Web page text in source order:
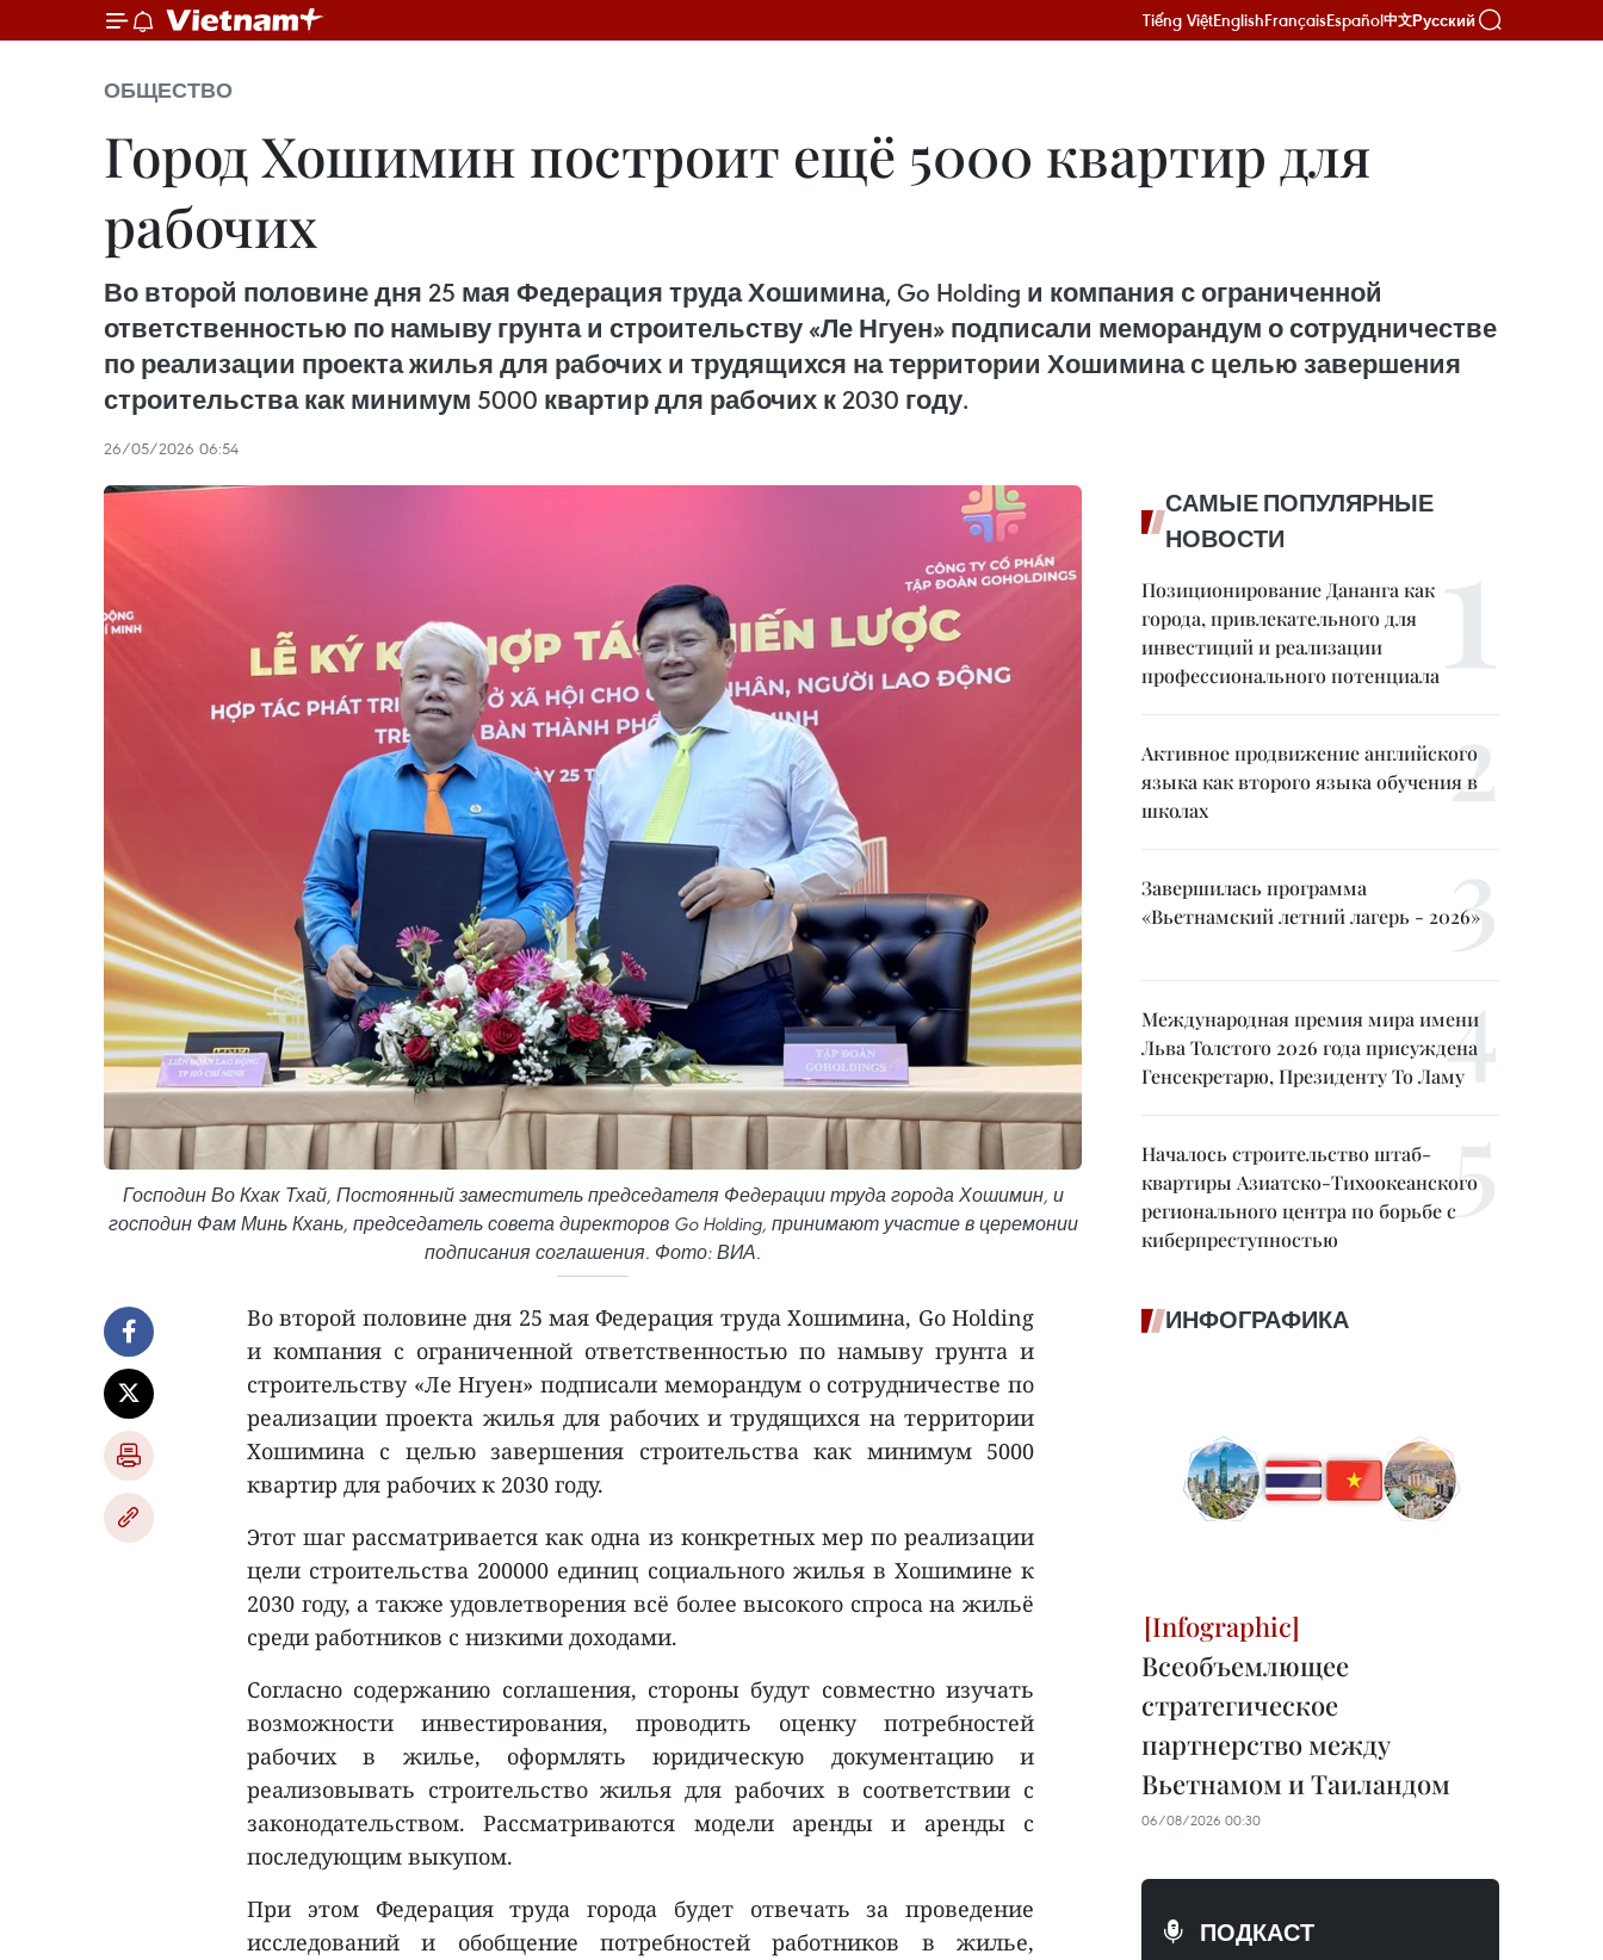
Tiếng ViệtEnglishFrançaisEspañol中文Русский
ОБЩЕСТВО
Город Хошимин построит ещё 5000 квартир для
рабочих
Во второй половине дня 25 мая Федерация труда Хошимина, Go Holding и компания с ограниченной
ответственностью по намыву грунта и строительству «Ле Нгуен» подписали меморандум о сотрудничестве
по реализации проекта жилья для рабочих и трудящихся на территории Хошимина с целью завершения
строительства как минимум 5000 квартир для рабочих к 2030 году.
26/05/2026 06:54
Господин Во Кхак Тхай, Постоянный заместитель председателя Федерации труда города Хошимин, и
господин Фам Минь Кхань, председатель совета директоров Go Holding, принимают участие в церемонии
подписания соглашения. Фото: ВИА.
Во второй половине дня 25 мая Федерация труда Хошимина, Go Holding
и компания с ограниченной ответственностью по намыву грунта и
строительству «Ле Нгуен» подписали меморандум о сотрудничестве по
реализации проекта жилья для рабочих и трудящихся на территории
Хошимина с целью завершения строительства как минимум 5000
квартир для рабочих к 2030 году.
Этот шаг рассматривается как одна из конкретных мер по реализации
цели строительства 200000 единиц социального жилья в Хошимине к
2030 году, а также удовлетворения всё более высокого спроса на жильё
среди работников с низкими доходами.
Согласно содержанию соглашения, стороны будут совместно изучать
возможности инвестирования, проводить оценку потребностей
рабочих в жилье, оформлять юридическую документацию и
реализовывать строительство жилья для рабочих в соответствии с
законодательством. Рассматриваются модели аренды и аренды с
последующим выкупом.
При этом Федерация труда города будет отвечать за проведение
исследований и обобщение потребностей работников в жилье,
САМЫЕ ПОПУЛЯРНЫЕ
НОВОСТИ
Позиционирование Дананга как
города, привлекательного для
инвестиций и реализации
профессионального потенциала
Активное продвижение английского
языка как второго языка обучения в
школах
Завершилась программа
«Вьетнамский летний лагерь - 2026»
Международная премия мира имени
Льва Толстого 2026 года присуждена
Генсекретарю, Президенту То Ламу
Началось строительство штаб-
квартиры Азиатско-Тихоокеанского
регионального центра по борьбе с
киберпреступностью
ИНФОГРАФИКА
Всеобъемлющее
стратегическое
партнерство между
Вьетнамом и Таиландом
06/08/2026 00:30
ПОДКАСТ